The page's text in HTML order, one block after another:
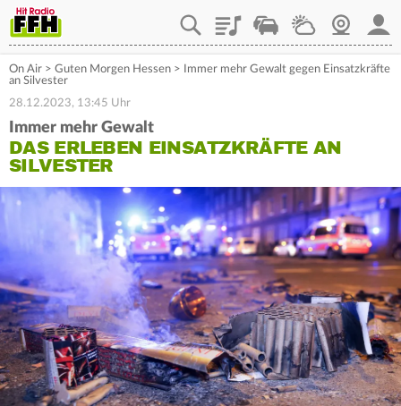
PlaylistStaupilotWetterWebcam
On Air > Guten Morgen Hessen >
Immer mehr Gewalt gegen Einsatzkräfte
an Silvester
28.12.2023, 13:45 Uhr
Immer mehr Gewalt
DAS ERLEBEN EINSATZKRÄFTE AN
SILVESTER